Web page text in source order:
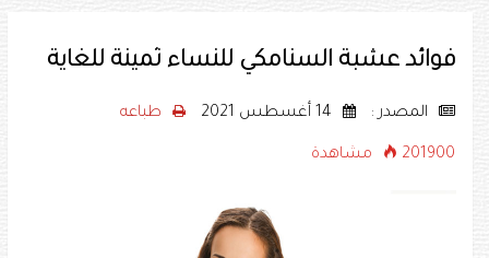
فوائد عشبة السنامكي للنساء ثمينة للغاية
المصدر : طباعه
201900 مشاهدة